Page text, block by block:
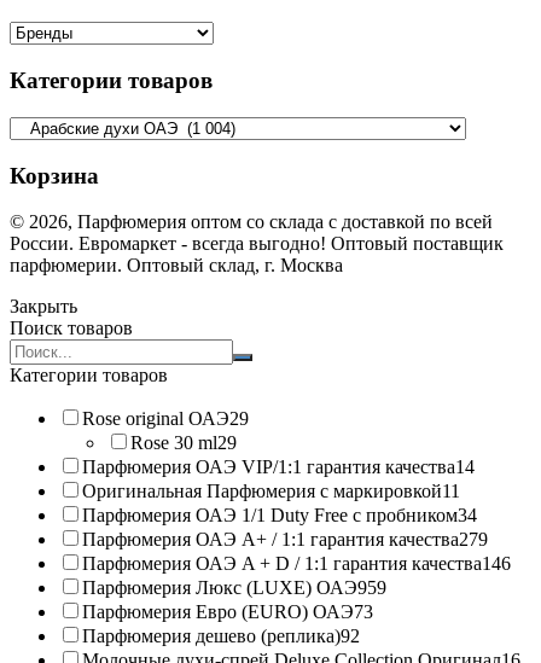
Категории товаров
Корзина
© 2026, Парфюмерия оптом со склада с доставкой по всей
России. Евромаркет - всегда выгодно! Оптовый поставщик
парфюмерии. Оптовый склад, г. Москва
Закрыть
Поиск товаров
Search
products:
Категории товаров
Rose original ОАЭ29
Rose 30 ml29
Парфюмерия ОАЭ VIP/1:1 гарантия качества14
Оригинальная Парфюмерия с маркировкой11
Парфюмерия ОАЭ 1/1 Duty Free с пробником34
Парфюмерия ОАЭ A+ / 1:1 гарантия качества279
Парфюмерия ОАЭ A + D / 1:1 гарантия качества146
Парфюмерия Люкс (LUXE) ОАЭ959
Парфюмерия Евро (EURO) ОАЭ73
Парфюмерия дешево (реплика)92